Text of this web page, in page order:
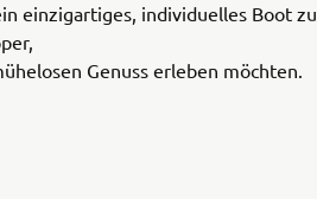
einzigartiges, individuelles Boot zu
Genuss erleben möchten.